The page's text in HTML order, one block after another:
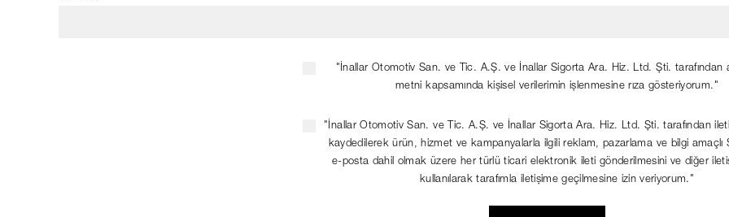
"İnallar Otomotiv San. ve Tic. A.Ş. ve İnallar Sigorta Ara. Hiz. Ltd. Şti. tarafından
metni kapsamında kişisel verilerimin işlenmesine rıza gösteriyorum."
"İnallar Otomotiv San. ve Tic. A.Ş. ve İnallar Sigorta Ara. Hiz. Ltd. Şti. tarafından
kaydedilerek ürün, hizmet ve kampanyalarla ilgili reklam, pazarlama ve bilgi amaçlı
e-posta dahil olmak üzere her türlü ticari elektronik ileti gönderilmesini ve diğer
kullanılarak tarafımla iletişime geçilmesine izin veriyorum."